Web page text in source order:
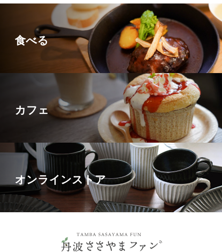
食べる
カフェ
オンラインストア